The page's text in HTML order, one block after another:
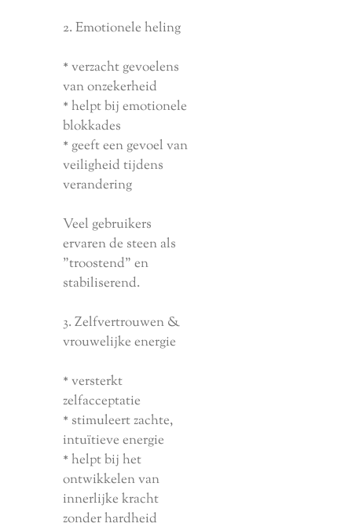
2. Emotionele heling
* verzacht gevoelens
van onzekerheid
* helpt bij emotionele
blokkades
* geeft een gevoel van
veiligheid tijdens
verandering
Veel gebruikers
ervaren de steen als
"troostend" en
stabiliserend.
3. Zelfvertrouwen &
vrouwelijke energie
* versterkt
zelfacceptatie
* stimuleert zachte,
intuïtieve energie
* helpt bij het
ontwikkelen van
innerlijke kracht
zonder hardheid